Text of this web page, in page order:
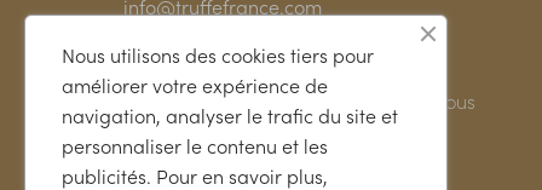
info@truffefrance.com
Vous avez des questions ? Appelez-Nous
05 65 61 16 19
Nous utilisons des cookies tiers pour
améliorer votre expérience de
navigation, analyser le trafic du site et
personnaliser le contenu et les
publicités. Pour en savoir plus,